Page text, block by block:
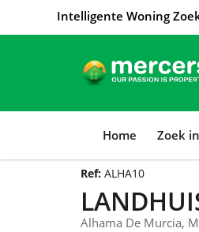
Intelligente Woning
Home Zoek
Ref: ALHA10
Alhama De Murcia,